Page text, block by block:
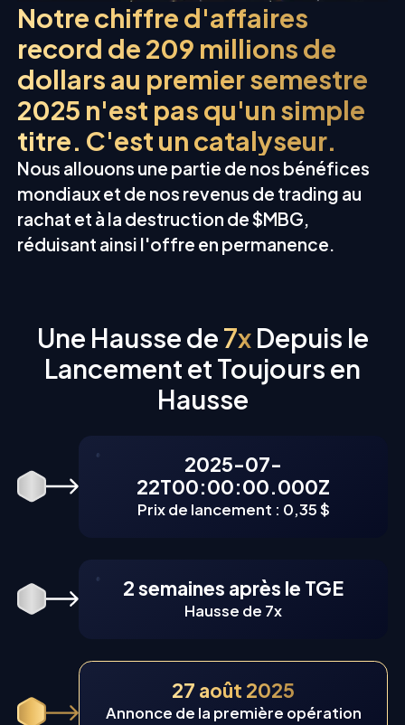
Notre chiffre d'affaires
record de 209 millions de
dollars au premier semestre
2025 n'est pas qu'un simple
titre. C'est un catalyseur.
Nous allouons une partie de nos bénéfices
mondiaux et de nos revenus de trading au
rachat et à la destruction de $MBG,
réduisant ainsi l'offre en permanence.
Une Hausse de7xDepuis le
Lancement et Toujours en
Hausse
2025-07-
22T00:00:00.000Z
Prix de lancement : 0,35 $
2 semaines après le TGE
Hausse de 7x
27 août 2025
Annonce de la première opération